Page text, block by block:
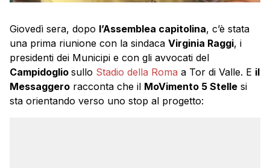
Giovedì sera, dopo l’Assemblea capitolina, c’è stata
una prima riunione con la sindaca Virginia Raggi, i
presidenti dei Municipi e con gli avvocati del
Campidoglio sullo Stadio della Roma a Tor di Valle. E il
Messaggero racconta che il MoVimento 5 Stelle si
sta orientando verso uno stop al progetto: